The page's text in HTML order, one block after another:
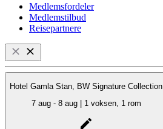
Medlemsfordeler
Medlemstilbud
Reisepartnere
Hotel Gamla Stan, BW Signature Collection
7 aug - 8 aug | 1 voksen, 1 rom